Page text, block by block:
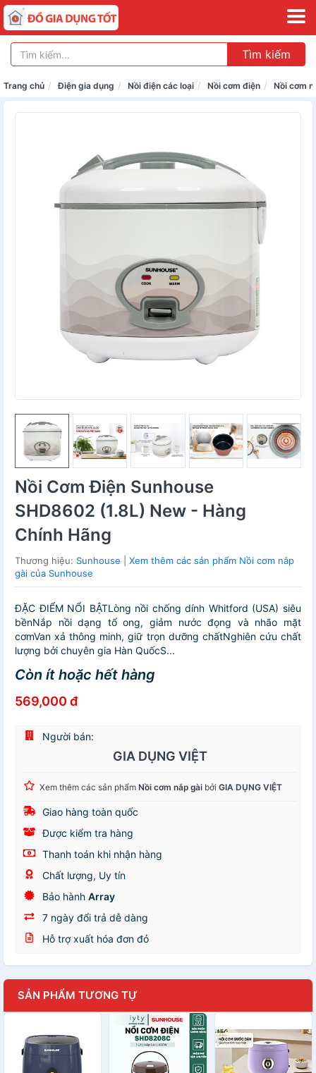
Tìm kiếm
Trang chủ Điện gia dụng Nồi điện các loại Nồi cơm điện Nồi cơm
Nồi Cơm Điện Sunhouse
SHD8602 (1.8L) New - Hàng
Chính Hãng
Thương hiệu: Sunhouse
Xem thêm các sản phẩm Nồi cơm nắp
gài của Sunhouse
ĐẶC ĐIỂM NỔI BẬTLòng nồi chống dính Whitford (USA) siêu
bềnNắp nồi dạng tổ ong, giảm nước đọng và nhão mặt
cơmVan xả thông minh, giữ trọn dưỡng chấtNghiên cứu chất
lượng bởi chuyên gia Hàn QuốcS...
Còn ít hoặc hết hàng
569,000 đ
Người bán:
GIA DỤNG VIỆT
Xem thêm các sản phẩm Nồi cơm nắp gài bởi GIA DỤNG VIỆT
Giao hàng toàn quốc
Được kiểm tra hàng
Thanh toán khi nhận hàng
Chất lượng, Uy tín
Bảo hành Array
7 ngày đổi trả dễ dàng
Hỗ trợ xuất hóa đơn đỏ
SẢN PHẨM TƯƠNG TỰ